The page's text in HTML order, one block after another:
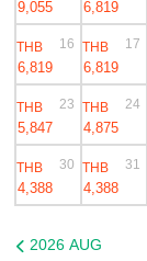
9,055 6,819
THB
6,819
16 THB
6,819
17
THB
5,847
23 THB
4,875
24
THB
4,388
30 THB
4,388
31
 2026 AUG